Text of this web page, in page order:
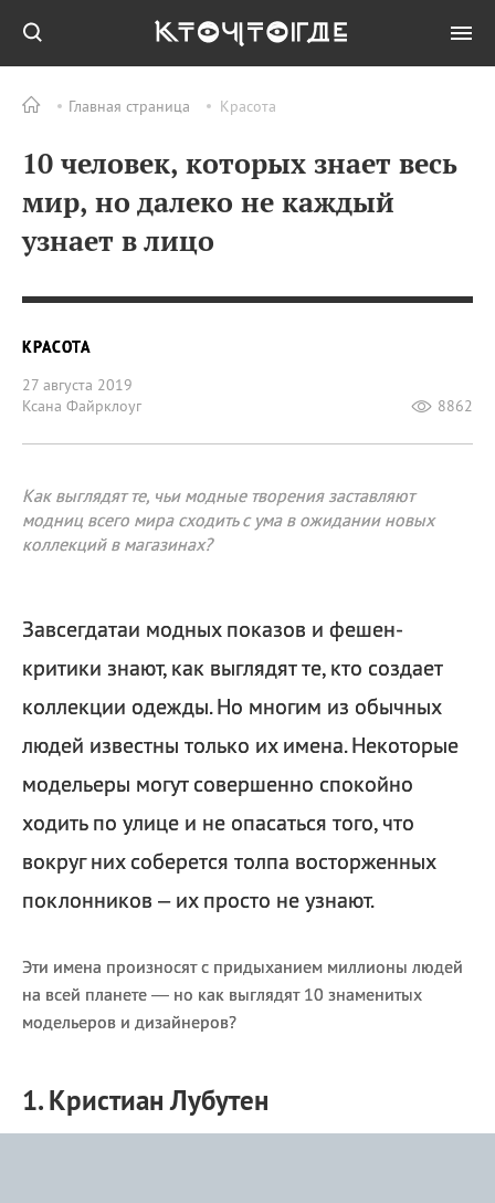
Главная страница Красота
10 человек, которых знает весь
мир, но далеко не каждый
узнает в лицо
КРАСОТА
27 августа 2019
Ксана Файрклоуг
8862
Как выглядят те, чьи модные творения заставляют
модниц всего мира сходить с ума в ожидании новых
коллекций в магазинах?
Завсегдатаи модных показов и фешен-
критики знают, как выглядят те, кто создает
коллекции одежды. Но многим из обычных
людей известны только их имена. Некоторые
модельеры могут совершенно спокойно
ходить по улице и не опасаться того, что
вокруг них соберется толпа восторженных
поклонников – их просто не узнают.
Эти имена произносят с придыханием миллионы людей
на всей планете — но как выглядят 10 знаменитых
модельеров и дизайнеров?
1. Кристиан Лубутен